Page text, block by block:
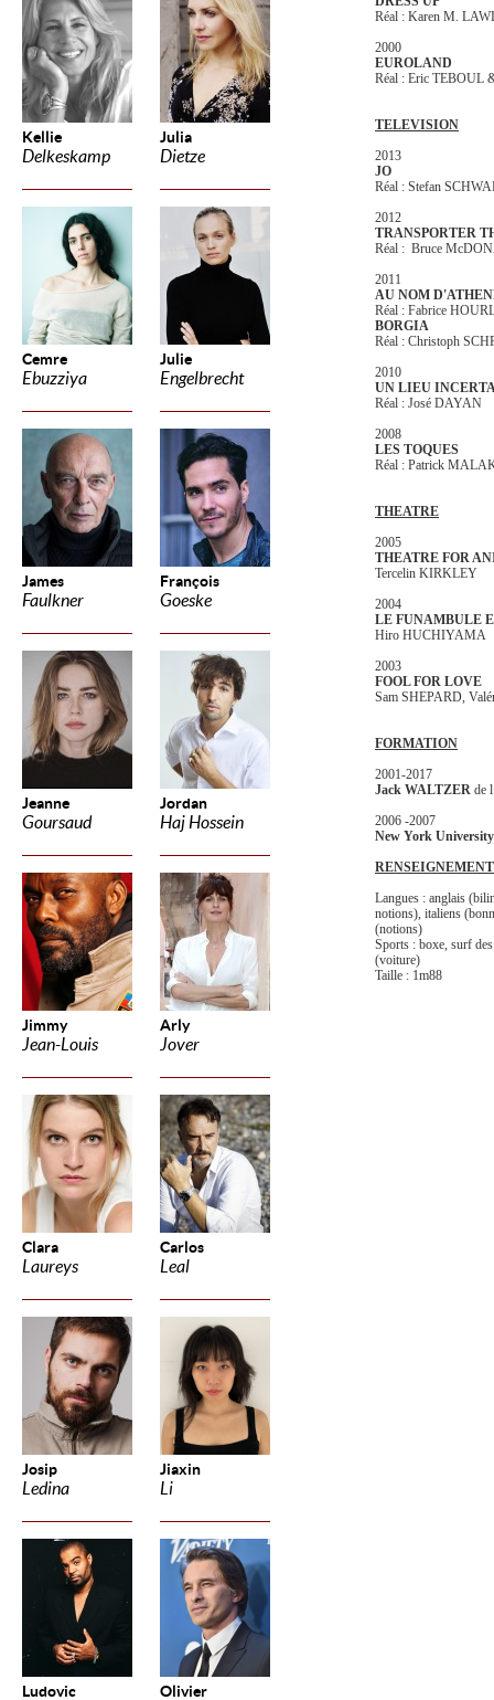
Kellie
Delkeskamp
Julia
Dietze
Cemre
Ebuzziya
Julie
Engelbrecht
James
Faulkner
François
Goeske
Jeanne
Goursaud
Jordan
Haj Hossein
Jimmy
Jean-Louis
Arly
Jover
Clara
Laureys
Carlos
Leal
Josip
Ledina
Jiaxin
Li
Ludovic Olivier
Réal : Karen M.
2000
EUROLAND
Réal : Eric TEBOUL
TELEVISION
2013
JO
Réal : Stefan
2012
TRANSPORTER
Réal : Bruce
2011
AU NOM
Réal : Fabrice
BORGIA
Réal : Christoph
2010
UN LIEU
Réal : José DAYAN
2008
LES TOQUES
Réal : Patrick
THEATRE
2005
THEATRE FOR
Tercelin KIRKLEY
2004
LE FUNAMBULE
Hiro HUCHIYAMA
2003
FOOL FOR LOVE
Sam SHEPARD,
FORMATION
2001-2017
Jack WALTZER de
2006 -2007
New York University
Langues : anglais
notions), italiens
(notions)
Sports : boxe, surf
(voiture)
Taille : 1m88